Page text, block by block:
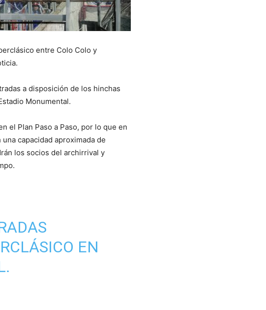
entre Colo Colo y
a disposición de los hinchas
Monumental.
el Plan Paso a Paso, por lo que en
capacidad aproximada de
los socios del archirrival y
EN